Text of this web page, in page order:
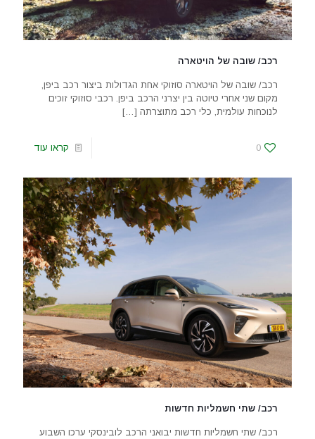
רכב/ שובה של הויטארה
רכב/ שובה של הויטארה סוזוקי אחת הגדולות ביצור רכב ביפן,
מקום שני אחרי טיוטה בין יצרני הרכב ביפן. רכבי סוזוקי זוכים
לנוכחות עולמית, כלי רכב מתוצרתה […]
0 קראו עוד
רכב/ שתי חשמליות חדשות
רכב/ שתי חשמליות חדשות יבואני הרכב לובינסקי ערכו השבוע